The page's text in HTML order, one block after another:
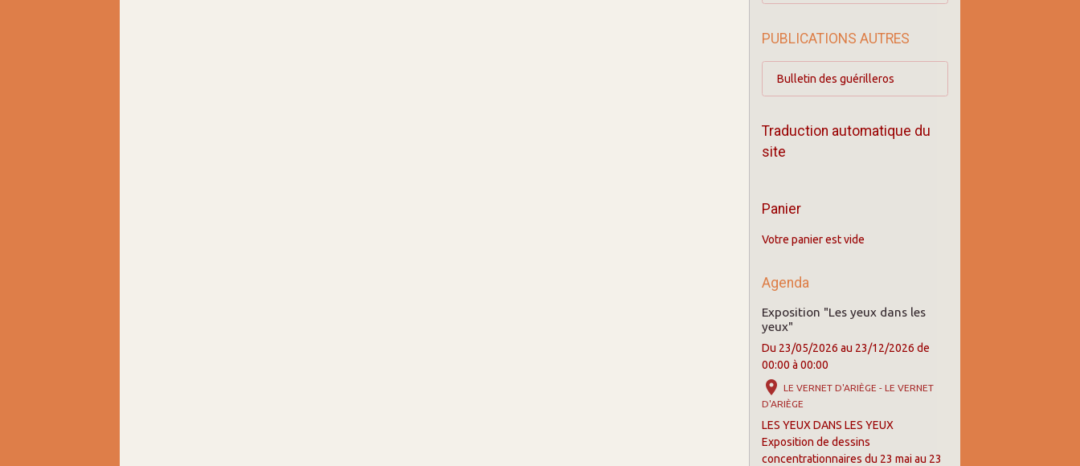
PUBLICATIONS AUTRES
Bulletin des guérilleros
Traduction automatique du
site
Panier
Votre panier est vide
Agenda
Exposition "Les yeux dans les
yeux"
Du 23/05/2026 au 23/12/2026 de
00:00 à 00:00
LE VERNET D'ARIÈGE - LE VERNET
D'ARIÈGE
LES YEUX DANS LES YEUX
Exposition de dessins
concentrationnaires du 23 mai au 23